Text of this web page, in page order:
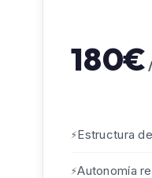
180€
Estructura
Autonomía